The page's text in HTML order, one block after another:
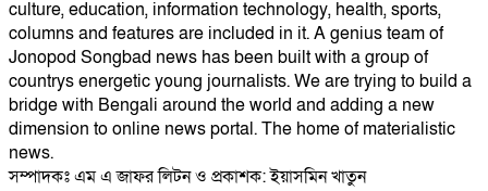
culture, education, information technology, health, sports,
columns and features are included in it. A genius team of
Jonopod Songbad news has been built with a group of
countrys energetic young journalists. We are trying to build a
bridge with Bengali around the world and adding a new
dimension to online news portal. The home of materialistic
news.
সম্পাদকঃ এম এ জাফর লিটন ও প্রকাশক: ইয়াসমিন খাতুন